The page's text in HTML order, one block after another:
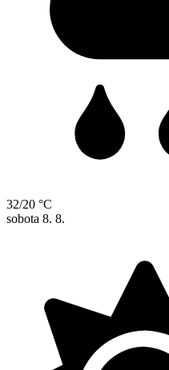
32/20 °C
sobota 8. 8.